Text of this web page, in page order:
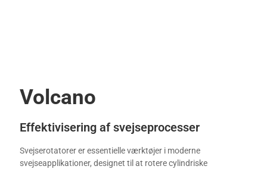
Volcano
Effektivisering af svejseprocesser
Svejserotatorer er essentielle værktøjer i moderne
svejseapplikationer, designet til at rotere cylindriske